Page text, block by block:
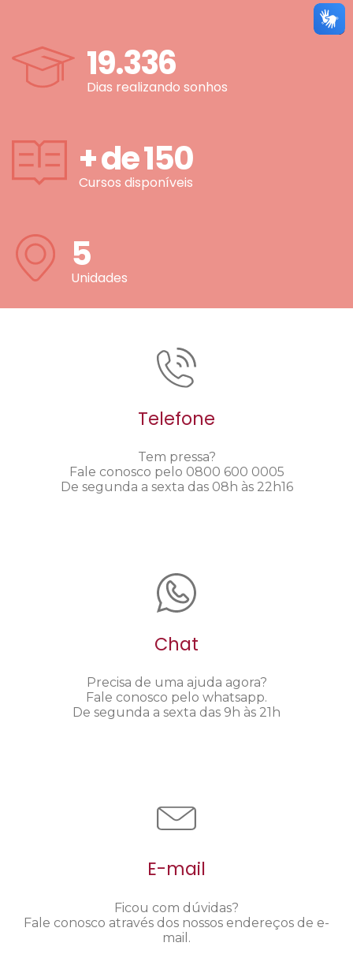
19.336
Dias realizando sonhos
+ de150
Cursos disponíveis
5
Unidades
Telefone
Tem pressa?
Fale conosco pelo 0800 600 0005
De segunda a sexta das 08h às 22h16
Chat
Precisa de uma ajuda agora?
Fale conosco pelo whatsapp.
De segunda a sexta das 9h às 21h
E-mail
Ficou com dúvidas?
Fale conosco através dos nossos endereços de e-
mail.